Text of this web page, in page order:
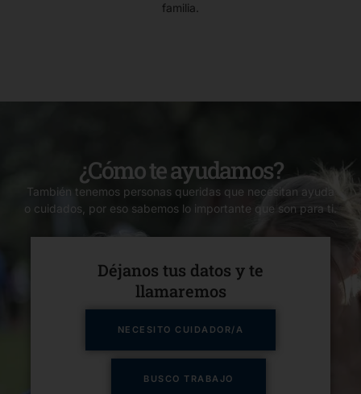
familia.
¿Cómo te ayudamos?
También tenemos personas queridas que necesitan ayuda
o cuidados, por eso sabemos lo importante que son para ti.
Déjanos tus datos y te
llamaremos​
NECESITO CUIDADOR/A
BUSCO TRABAJO